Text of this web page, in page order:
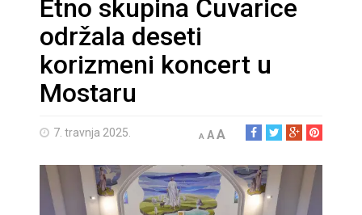
Etno skupina Čuvarice
održala deseti
korizmeni koncert u
Mostaru
7. travnja 2025. A AA